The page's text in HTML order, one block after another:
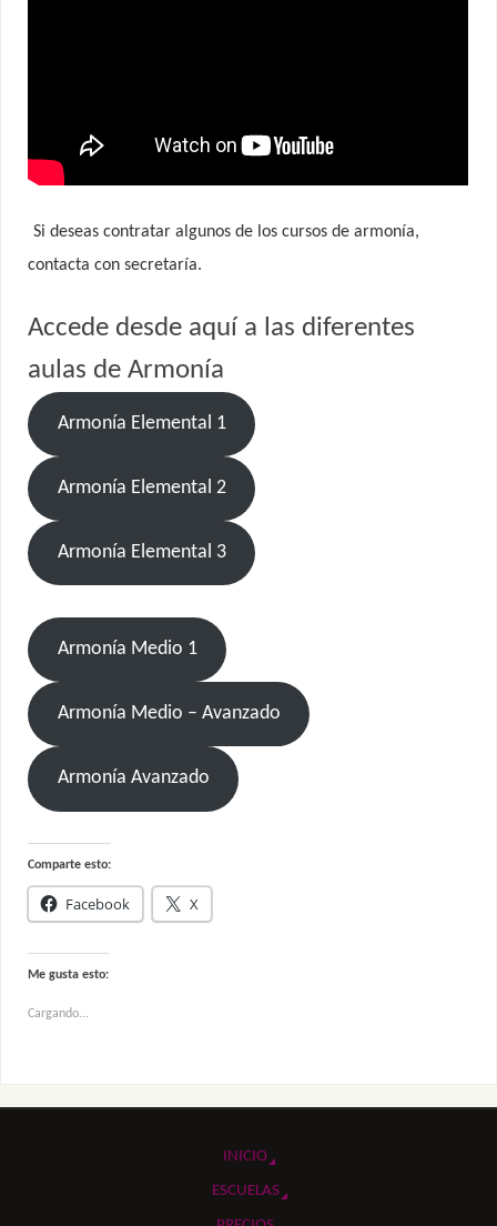
Si deseas contratar algunos de los cursos de armonía,
contacta con secretaría.
Accede desde aquí a las diferentes
aulas de Armonía
Armonía Elemental 1
Armonía Elemental 2
Armonía Elemental 3
Armonía Medio 1
Armonía Medio – Avanzado
Armonía Avanzado
Comparte esto:
Facebook X
Me gusta esto:
Cargando...
INICIO
ESCUELAS